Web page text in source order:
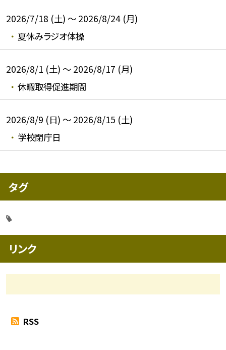
2026/7/18 (土) ～ 2026/8/24 (月)
夏休みラジオ体操
2026/8/1 (土) ～ 2026/8/17 (月)
休暇取得促進期間
2026/8/9 (日) ～ 2026/8/15 (土)
学校閉庁日
タグ
リンク
RSS